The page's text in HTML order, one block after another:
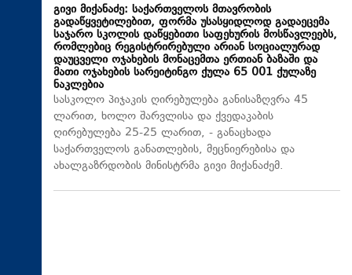
გივი მიქანაძე: საქართველოს მთავრობის
გადაწყვეტილებით, ფორმა უსასყიდლოდ გადაეცემა
საჯარო სკოლის დაწყებითი საფეხურის მოსწავლეებს,
რომლებიც რეგისტრირებული არიან სოციალურად
დაუცველი ოჯახების მონაცემთა ერთიან ბაზაში და
მათი ოჯახების სარეიტინგო ქულა 65 001 ქულაზე
ნაკლებია
სასკოლო პიჯაკის ღირებულება განისაზღვრა 45
ლარით, ხოლო შარვლისა და ქვედაკაბის
ღირებულება 25-25 ლარით, - განაცხადა
საქართველოს განათლების, მეცნიერებისა და
ახალგაზრდობის მინისტრმა გივი მიქანაძემ.